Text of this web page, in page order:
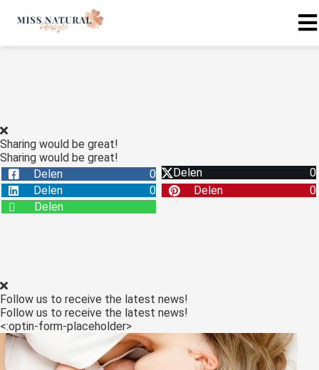
Sharing would be great!
Sharing would be great!
Delen
0 Delen
0
Delen
0 Delen
0
Delen
Follow us to receive the latest news!
Follow us to receive the latest news!
<:optin-form-placeholder>